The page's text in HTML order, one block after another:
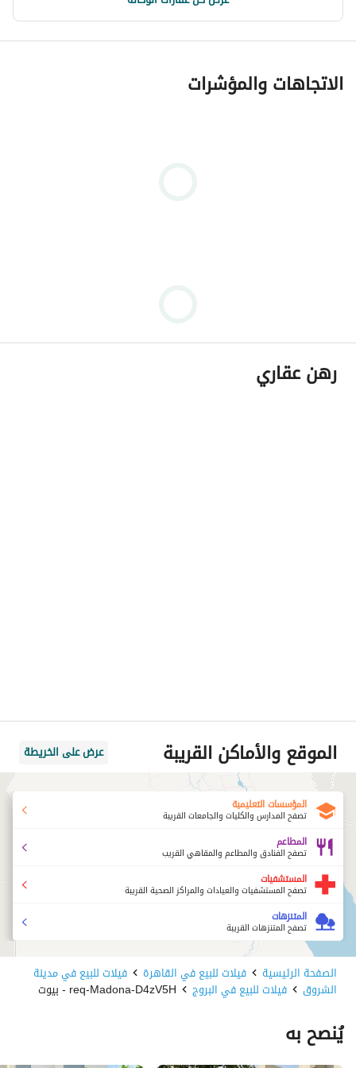
الاتجاهات والمؤشرات
رهن عقاري
الموقع والأماكن القريبة عرض على الخريطة
المؤسسات التعليمية
تصفح المدارس والكليات والجامعات القريبة
المطاعم
تصفح الفنادق والمطاعم والمقاهي القريب
المستشفيات
تصفح المستشفيات والعيادات والمراكز الصحية القريبة
المتنزهات
تصفح المتنزهات القريبة
الصفحة الرئيسية فيلات للبيع في القاهرة فيلات للبيع في مدينة
الشروق فيلات للبيع في البروج req-Madona-D4zV5H - بيوت
يُنصح به